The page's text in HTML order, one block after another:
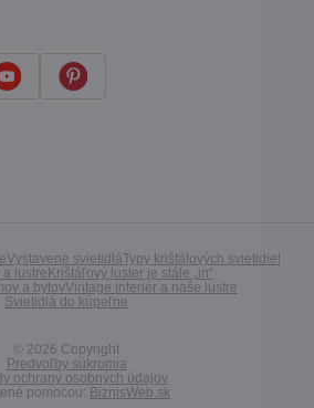
Vystavené svietidláTypy krištálových svietidiel
lustreKrištáľový luster je stále „in“
a bytovVintage interiér a naše lustre
Svietidlá do kúpeľne
© 2026 Copyright
Predvoľby súkromia
ochrany osobných údajov
pomocou: BiznisWeb.sk